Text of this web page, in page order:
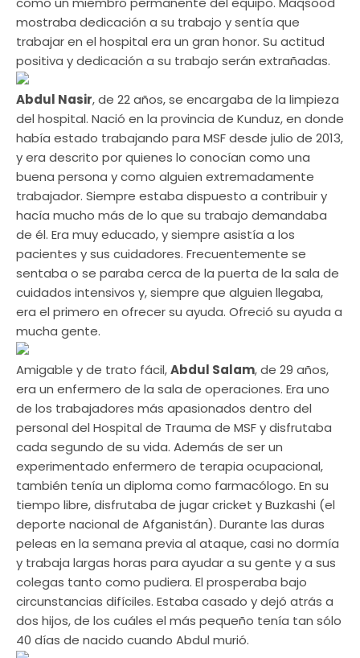
mostraba dedicación a su trabajo y sentía que
trabajar en el hospital era un gran honor. Su actitud
positiva y dedicación a su trabajo serán extrañadas.
Abdul Nasir, de 22 años, se encargaba de la limpieza
del hospital. Nació en la provincia de Kunduz, en donde
había estado trabajando para MSF desde julio de 2013,
y era descrito por quienes lo conocían como una
buena persona y como alguien extremadamente
trabajador. Siempre estaba dispuesto a contribuir y
hacía mucho más de lo que su trabajo demandaba
de él. Era muy educado, y siempre asistía a los
pacientes y sus cuidadores. Frecuentemente se
sentaba o se paraba cerca de la puerta de la sala de
cuidados intensivos y, siempre que alguien llegaba,
era el primero en ofrecer su ayuda. Ofreció su ayuda a
mucha gente.
Amigable y de trato fácil,Abdul Salam, de 29 años,
era un enfermero de la sala de operaciones. Era uno
de los trabajadores más apasionados dentro del
personal del Hospital de Trauma de MSF y disfrutaba
cada segundo de su vida. Además de ser un
experimentado enfermero de terapia ocupacional,
también tenía un diploma como farmacólogo. En su
tiempo libre, disfrutaba de jugar cricket y Buzkashi (el
deporte nacional de Afganistán). Durante las duras
peleas en la semana previa al ataque, casi no dormía
y trabaja largas horas para ayudar a su gente y a sus
colegas tanto como pudiera. El prosperaba bajo
circunstancias difíciles. Estaba casado y dejó atrás a
dos hijos, de los cuáles el más pequeño tenía tan sólo
40 días de nacido cuando Abdul murió.